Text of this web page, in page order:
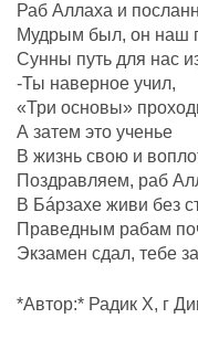
Раб Аллаха и
Мудрым был, он наш
Сунны путь для нас
-Ты наверное учил,
«Три основы»
А затем это ученье
В жизнь свою и
Поздравляем, раб
В Бáрзахе живи без
Праведным рабам
Экзамен сдал, тебе
*Автор:* Радик Х, г